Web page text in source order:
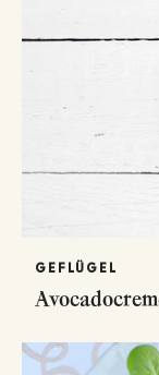
GEFLÜGEL